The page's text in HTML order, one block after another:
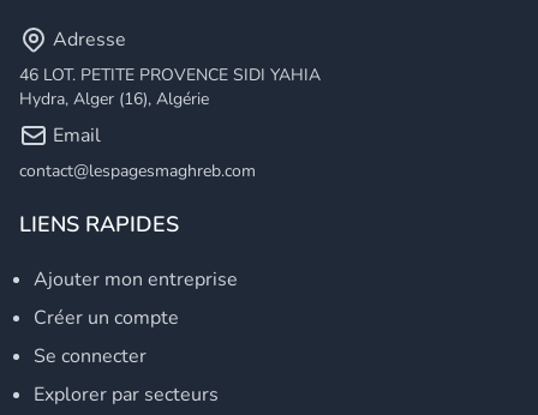
Adresse
46 LOT. PETITE PROVENCE SIDI YAHIA
Hydra, Alger (16), Algérie
Email
contact@lespagesmaghreb.com
LIENS RAPIDES
Ajouter mon entreprise
Créer un compte
Se connecter
Explorer par secteurs